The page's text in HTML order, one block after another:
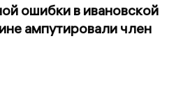
ошибки в ивановской
ампутировали член